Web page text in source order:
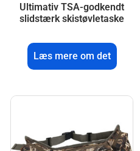
Ultimativ TSA-godkendt
slidstærk skistøvletaske
Læs mere om det